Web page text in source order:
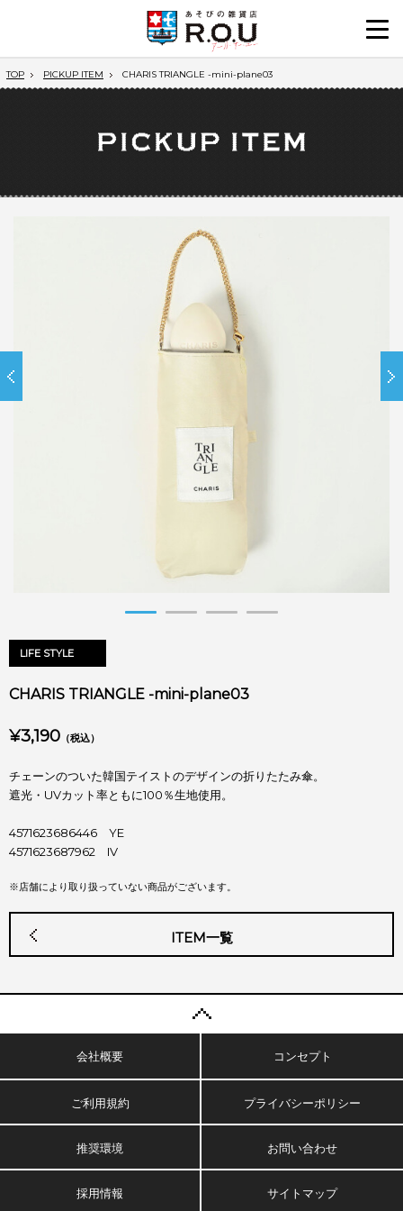
TOP PICKUP ITEM CHARIS TRIANGLE -mini-plane03
LIFE STYLE
CHARIS TRIANGLE -mini-plane03
¥3,190 （税込）
チェーンのついた韓国テイストのデザインの折りたたみ傘。
遮光・UVカット率ともに100％生地使用。
4571623686446 YE
4571623687962 IV
※店舗により取り扱っていない商品がございます。
ITEM一覧
会社概要 コンセプト
ご利用規約 プライバシーポリシー
推奨環境 お問い合わせ
採用情報 サイトマップ